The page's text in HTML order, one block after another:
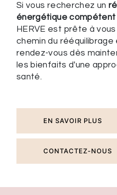
Si vous recherchez un
énergétique
HERVE est prête à
chemin du
rendez-vous dès
les bienfaits d'une
santé.
EN SAVOIR PLUS
CONTACTEZ-NOUS